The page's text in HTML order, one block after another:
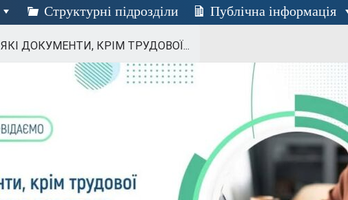
Структурні підрозділи Публічна інформація
ЯКІ ДОКУМЕНТИ, КРІМ ТРУДОВОЇ...